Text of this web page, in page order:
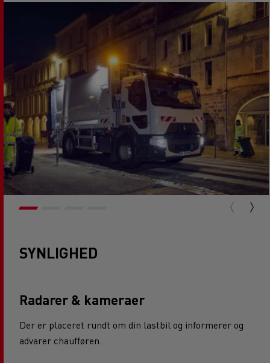
SYNLIGHED
Radarer & kameraer
Der er placeret rundt om din lastbil og informerer og
advarer chaufføren.